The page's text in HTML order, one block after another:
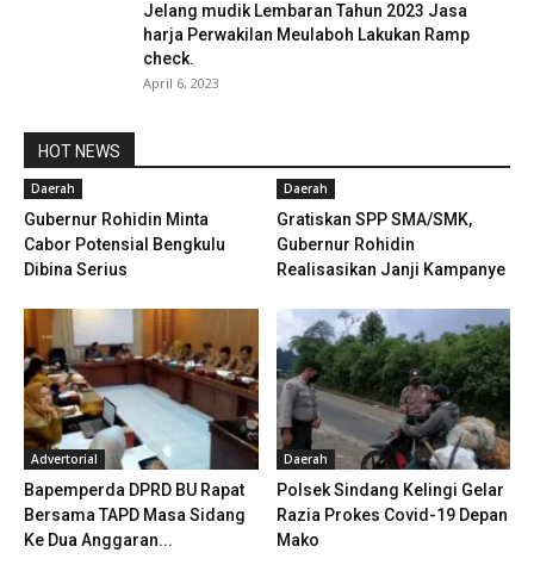
Jelang mudik Lembaran Tahun 2023 Jasa
harja Perwakilan Meulaboh Lakukan Ramp
check.
April 6, 2023
HOT NEWS
Daerah
Gubernur Rohidin Minta
Cabor Potensial Bengkulu
Dibina Serius
Daerah
Gratiskan SPP SMA/SMK,
Gubernur Rohidin
Realisasikan Janji Kampanye
Advertorial
Bapemperda DPRD BU Rapat
Bersama TAPD Masa Sidang
Ke Dua Anggaran...
Daerah
Polsek Sindang Kelingi Gelar
Razia Prokes Covid-19 Depan
Mako